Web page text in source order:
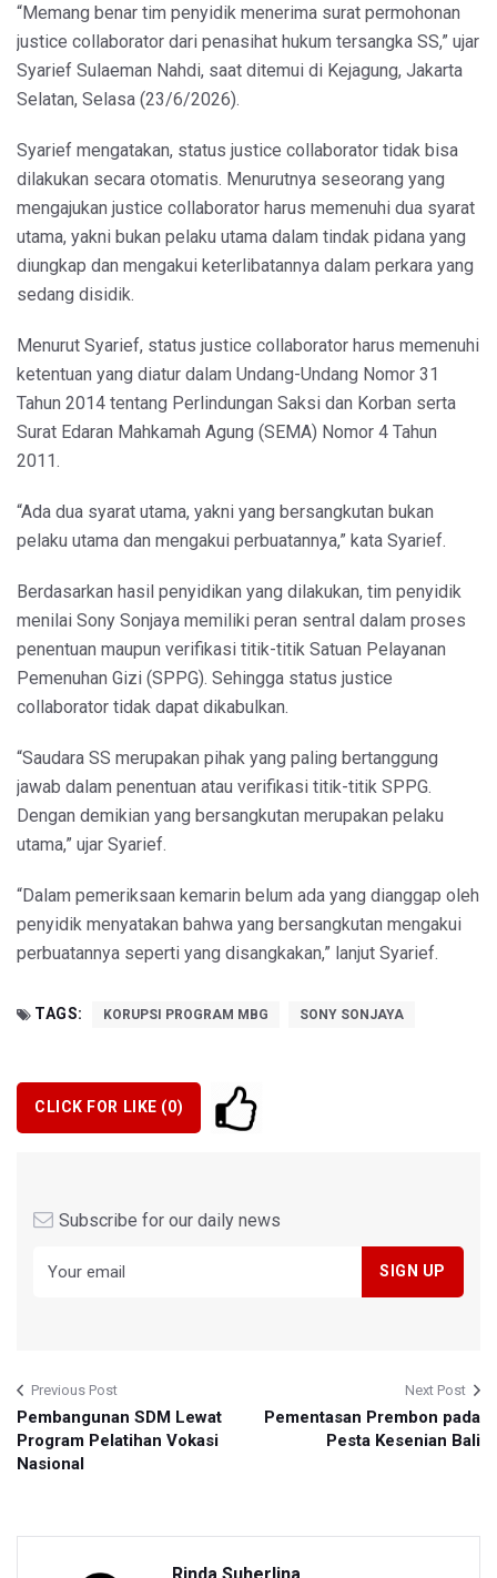
“Memang benar tim penyidik menerima surat permohonan
justice collaborator dari penasihat hukum tersangka SS,” ujar
Syarief Sulaeman Nahdi, saat ditemui di Kejagung, Jakarta
Selatan, Selasa (23/6/2026).
Syarief mengatakan, status justice collaborator tidak bisa
dilakukan secara otomatis. Menurutnya seseorang yang
mengajukan justice collaborator harus memenuhi dua syarat
utama, yakni bukan pelaku utama dalam tindak pidana yang
diungkap dan mengakui keterlibatannya dalam perkara yang
sedang disidik.
Menurut Syarief, status justice collaborator harus memenuhi
ketentuan yang diatur dalam Undang-Undang Nomor 31
Tahun 2014 tentang Perlindungan Saksi dan Korban serta
Surat Edaran Mahkamah Agung (SEMA) Nomor 4 Tahun
2011.
“Ada dua syarat utama, yakni yang bersangkutan bukan
pelaku utama dan mengakui perbuatannya,” kata Syarief.
Berdasarkan hasil penyidikan yang dilakukan, tim penyidik
menilai Sony Sonjaya memiliki peran sentral dalam proses
penentuan maupun verifikasi titik-titik Satuan Pelayanan
Pemenuhan Gizi (SPPG). Sehingga status justice
collaborator tidak dapat dikabulkan.
“Saudara SS merupakan pihak yang paling bertanggung
jawab dalam penentuan atau verifikasi titik-titik SPPG.
Dengan demikian yang bersangkutan merupakan pelaku
utama,” ujar Syarief.
“Dalam pemeriksaan kemarin belum ada yang dianggap oleh
penyidik menyatakan bahwa yang bersangkutan mengakui
perbuatannya seperti yang disangkakan,” lanjut Syarief.
TAGS: KORUPSI PROGRAM MBG SONY SONJAYA
CLICK FOR LIKE (0)
Subscribe for our daily news
Previous Post
Pembangunan SDM Lewat
Program Pelatihan Vokasi
Nasional
Next Post
Pementasan Prembon pada
Pesta Kesenian Bali